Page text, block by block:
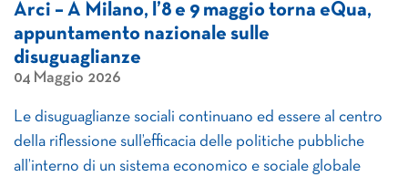
Arci – A Milano, l’8 e 9 maggio torna eQua,
appuntamento nazionale sulle
disuguaglianze
04 Maggio 2026
Le disuguaglianze sociali continuano ed essere al centro
della riflessione sull’efficacia delle politiche pubbliche
all’interno di un sistema economico e sociale globale